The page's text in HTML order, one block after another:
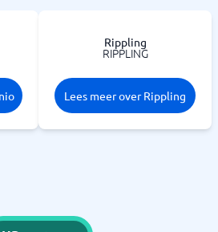
Rippling
RIPPLING
Lees meer over Rippling